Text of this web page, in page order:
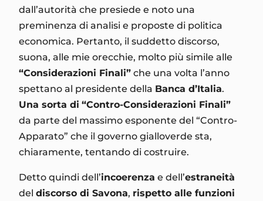
dall’autorità che presiede e noto una
preminenza di analisi e proposte di politica
economica. Pertanto, il suddetto discorso,
suona, alle mie orecchie, molto più simile alle
“Considerazioni Finali” che una volta l’anno
spettano al presidente della Banca d’Italia.
Una sorta di “Contro-Considerazioni Finali”
da parte del massimo esponente del “Contro-
Apparato” che il governo gialloverde sta,
chiaramente, tentando di costruire.
Detto quindi dell’incoerenza e dell’estraneità
del discorso di Savona, rispetto alle funzioni